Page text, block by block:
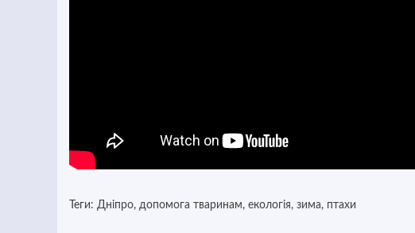
Теги: Дніпро, допомога тваринам, екологія, зима, птахи